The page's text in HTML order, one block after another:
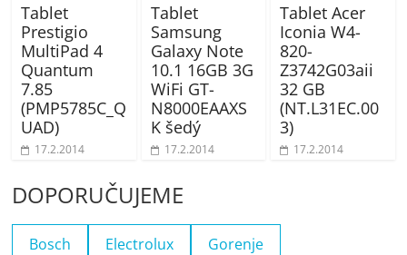
Tablet
Prestigio
MultiPad 4
Quantum
7.85
(PMP5785C_Q
UAD)
17.2.2014
Tablet
Samsung
Galaxy Note
10.1 16GB 3G
WiFi GT-
N8000EAAXS
K šedý
17.2.2014
Tablet Acer
Iconia W4-
820-
Z3742G03aii
32 GB
(NT.L31EC.00
3)
17.2.2014
DOPORUČUJEME
Bosch Electrolux Gorenje